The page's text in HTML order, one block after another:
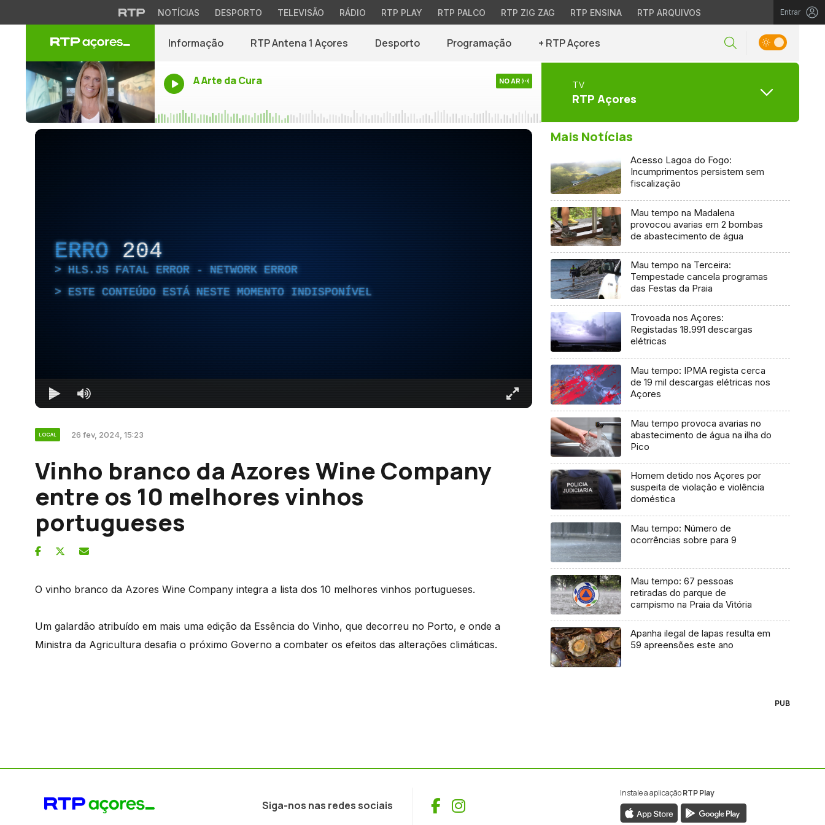
NOTÍCIAS DESPORTO TELEVISÃO RÁDIO RTP PLAY RTP PALCO RTP ZIG ZAG RTP ENSINA RTP ARQUIVOS Entrar
Informação RTP Antena 1 Açores Desporto Programação + RTP Açores
A Arte da Cura NO AR TV
RTP Açores
ERRO 204
HLS.JS FATAL ERROR - NETWORK ERROR
ESTE CONTEÚDO ESTÁ NESTE MOMENTO INDISPONÍVEL
LOCAL 26 fev, 2024, 15:23
Vinho branco da Azores Wine Company
entre os 10 melhores vinhos
portugueses
O vinho branco da Azores Wine Company integra a lista dos 10 melhores vinhos portugueses.
Um galardão atribuído em mais uma edição da Essência do Vinho, que decorreu no Porto, e onde a
Ministra da Agricultura desafia o próximo Governo a combater os efeitos das alterações climáticas.
Mais Notícias
Acesso Lagoa do Fogo:
Incumprimentos persistem sem
fiscalização
Mau tempo na Madalena
provocou avarias em 2 bombas
de abastecimento de água
Mau tempo na Terceira:
Tempestade cancela programas
das Festas da Praia
Trovoada nos Açores:
Registadas 18.991 descargas
elétricas
Mau tempo: IPMA regista cerca
de 19 mil descargas elétricas nos
Açores
Mau tempo provoca avarias no
abastecimento de água na ilha do
Pico
Homem detido nos Açores por
suspeita de violação e violência
doméstica
Mau tempo: Número de
ocorrências sobre para 9
Mau tempo: 67 pessoas
retiradas do parque de
campismo na Praia da Vitória
Apanha ilegal de lapas resulta em
59 apreensões este ano
PUB
Siga-nos nas redes sociais Facebook
Instagram
Instale a aplicaçãoRTP Play